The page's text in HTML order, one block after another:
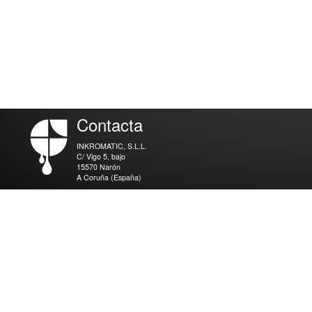
Contacta
INKROMATIC, S.L.L.
C/ Vigo 5, bajo
15570 Narón
A Coruña (España)